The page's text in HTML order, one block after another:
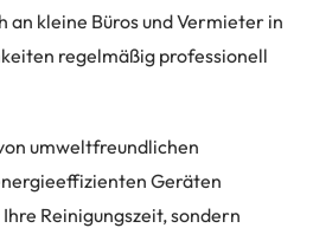
an kleine Büros und Vermieter in
regelmäßig professionell
umweltfreundlichen
Geräten
Reinigungszeit, sondern